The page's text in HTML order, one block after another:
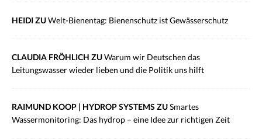
HEIDI ZUWelt-Bienentag: Bienenschutz ist Gewässerschutz
CLAUDIA FRÖHLICH ZUWarum wir Deutschen das
Leitungswasser wieder lieben und die Politik uns hilft
RAIMUND KOOP | HYDROP SYSTEMS ZUSmartes
Wassermonitoring: Das hydrop – eine Idee zur richtigen Zeit